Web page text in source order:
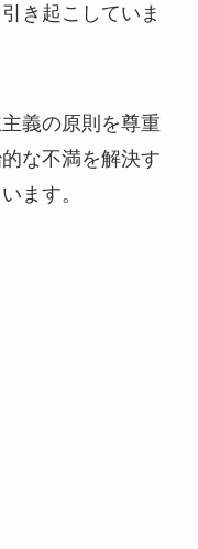
き起こしていま
義の原則を尊重
な不満を解決す
ます。